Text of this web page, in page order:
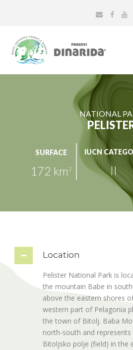
IUCN
SURFACE
172 km 2 II
NATIONAL
Location
Pelister National Park is
the mountain Babe in
above the eastern shores
western part of Pelagonia
the town of Bitolj. Baba
north-south and
Bitoljsko polje (field) in the